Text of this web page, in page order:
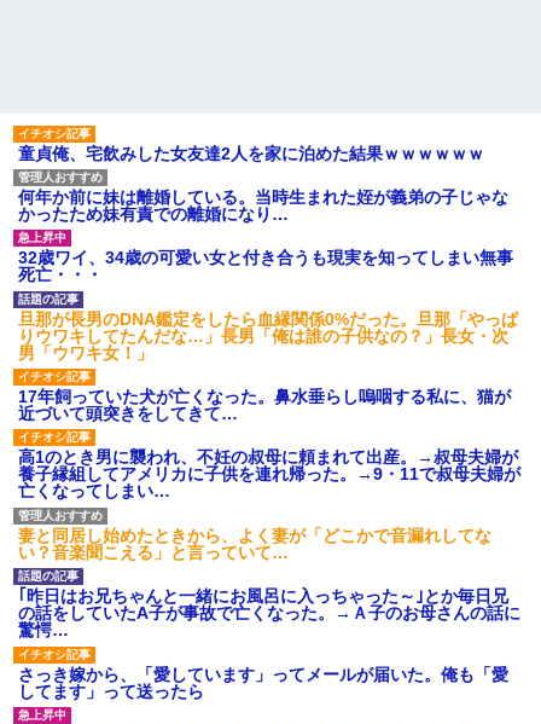
童貞俺、宅飲みした女友達2人を家に泊めた結果ｗｗｗｗｗｗ
何年か前に妹は離婚している。当時生まれた姪が義弟の子じゃな
かったため妹有責での離婚になり…
32歳ワイ、34歳の可愛い女と付き合うも現実を知ってしまい無事
死亡・・・
旦那が長男のDNA鑑定をしたら血縁関係0%だった。旦那「やっぱ
りウワキしてたんだな…」長男「俺は誰の子供なの？」長女・次
男「ウワキ女！」
17年飼っていた犬が亡くなった。鼻水垂らし嗚咽する私に、猫が
近づいて頭突きをしてきて…
高1のとき男に襲われ、不妊の叔母に頼まれて出産。→叔母夫婦が
養子縁組してアメリカに子供を連れ帰った。→9・11で叔母夫婦が
亡くなってしまい…
妻と同居し始めたときから、よく妻が「どこかで音漏れしてな
い？音楽聞こえる」と言っていて…
｢昨日はお兄ちゃんと一緒にお風呂に入っちゃった～｣とか毎日兄
の話をしていたA子が事故で亡くなった。→Ａ子のお母さんの話に
驚愕…
さっき嫁から、「愛しています」ってメールが届いた。俺も「愛
してます」って送ったら